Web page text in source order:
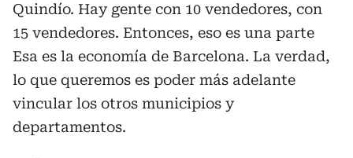
Quindío. Hay gente con 10 vendedores, con
15 vendedores. Entonces, eso es una parte
Esa es la economía de Barcelona. La verdad,
lo que queremos es poder más adelante
vincular los otros municipios y
departamentos.